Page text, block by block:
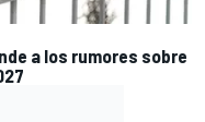
a los rumores sobre